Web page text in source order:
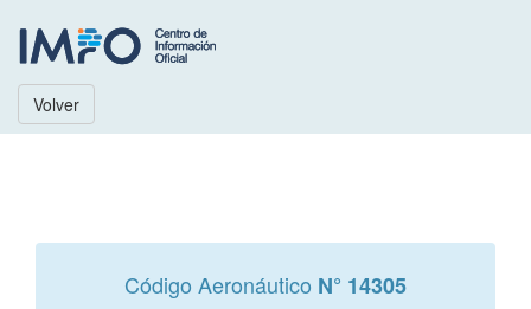
Volver
Código Aeronáutico N° 14305